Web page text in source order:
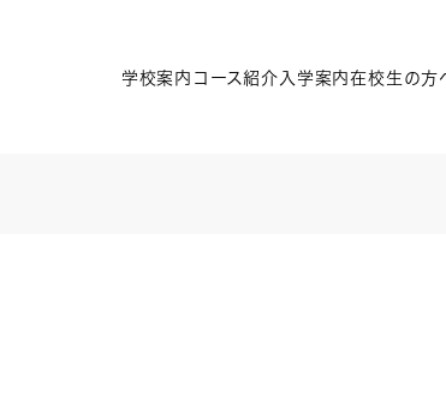
学校案内 コース紹介 入学案内在校生の方